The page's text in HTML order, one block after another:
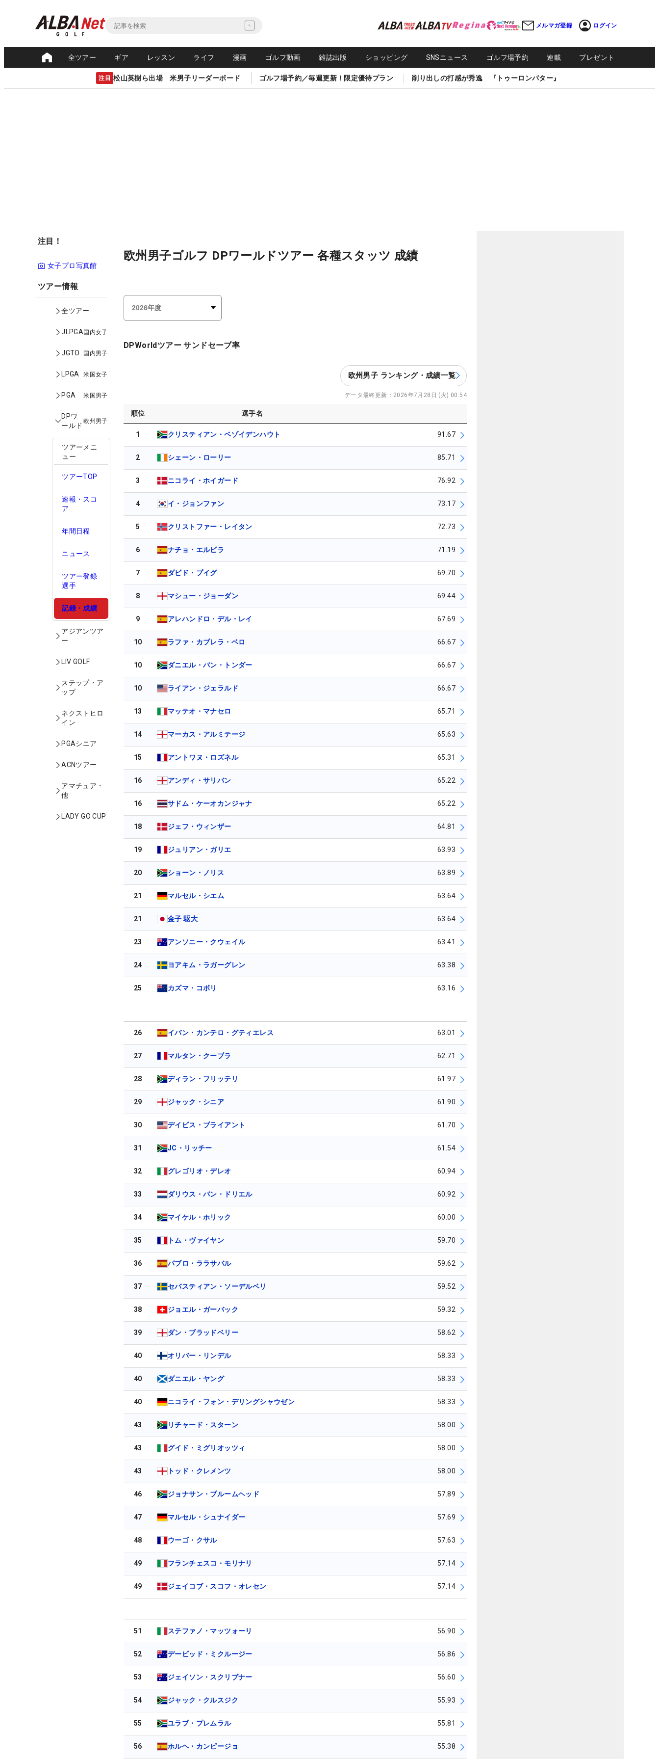
メルマガ登録 ログイン
全ツアー ギア レッスン ライフ 漫画 ゴルフ動画 雑誌出版 ショッピング SNSニュース ゴルフ場予約 連載 プレゼント
注目 松山英樹ら出場 米男子リーダーボード ゴルフ場予約／毎週更新！限定優待プラン 削り出しの打感が秀逸 『トゥーロンパター』
注目！
女子プロ写真館
ツアー情報
全ツアー
JLPGA国内女子
JGTO 国内男子
LPGA 米国女子
PGA 米国男子
DPワ
ールド
欧州男子
ツアーメニ
ュー
ツアーTOP
速報・スコ
ア
年間日程
ニュース
ツアー登録
選手
記録・成績
アジアンツア
ー
LIV GOLF
ステップ・ア
ップ
ネクストヒロ
イン
PGAシニア
ACNツアー
アマチュア・
他
LADY GO CUP
欧州男子ゴルフ DPワールドツアー 各種スタッツ 成績
DPWorldツアー サンドセーブ率
欧州男子 ランキング・成績一覧
データ最終更新： 2026年7月28日 (火) 00:54
順位 選手名
1 クリスティアン・ベゾイデンハウト 91.67
2 シェーン・ローリー 85.71
3 ニコライ・ホイガード 76.92
4 イ・ジョンファン 73.17
5 クリストファー・レイタン 72.73
6 ナチョ・エルビラ 71.19
7 ダビド・プイグ 69.70
8 マシュー・ジョーダン 69.44
9 アレハンドロ・デル・レイ 67.69
10 ラファ・カブレラ・ベロ 66.67
10 ダニエル・バン・トンダー 66.67
10 ライアン・ジェラルド 66.67
13 マッテオ・マナセロ 65.71
14 マーカス・アルミテージ 65.63
15 アントワヌ・ロズネル 65.31
16 アンディ・サリバン 65.22
16 サドム・ケーオカンジャナ 65.22
18 ジェフ・ウィンザー 64.81
19 ジュリアン・ガリエ 63.93
20 ショーン・ノリス 63.89
21 マルセル・シエム 63.64
21 金子 駆大 63.64
23 アンソニー・クウェイル 63.41
24 ヨアキム・ラガーグレン 63.38
25 カズマ・コボリ 63.16
26 イバン・カンテロ・グティエレス 63.01
27 マルタン・クーブラ 62.71
28 ディラン・フリッテリ 61.97
29 ジャック・シニア 61.90
30 デイビス・ブライアント 61.70
31 JC・リッチー 61.54
32 グレゴリオ・デレオ 60.94
33 ダリウス・バン・ドリエル 60.92
34 マイケル・ホリック 60.00
35 トム・ヴァイヤン 59.70
36 パブロ・ララサバル 59.62
37 セバスティアン・ソーデルベリ 59.52
38 ジョエル・ガーバック 59.32
39 ダン・ブラッドベリー 58.62
40 オリバー・リンデル 58.33
40 ダニエル・ヤング 58.33
40 ニコライ・フォン・デリングシャウゼン 58.33
43 リチャード・スターン 58.00
43 グイド・ミグリオッツィ 58.00
43 トッド・クレメンツ 58.00
46 ジョナサン・ブルームヘッド 57.89
47 マルセル・シュナイダー 57.69
48 ウーゴ・クサル 57.63
49 フランチェスコ・モリナリ 57.14
49 ジェイコブ・スコフ・オレセン 57.14
51 ステファノ・マッツォーリ 56.90
52 デービッド・ミクルージー 56.86
53 ジェイソン・スクリブナー 56.60
54 ジャック・クルスジク 55.93
55 ユラブ・プレムラル 55.81
56 ホルヘ・カンピージョ 55.38